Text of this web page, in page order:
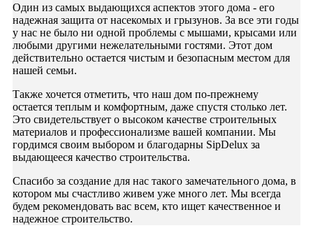
Один из самых выдающихся аспектов этого дома - его
надежная защита от насекомых и грызунов. За все эти годы
у нас не было ни одной проблемы с мышами, крысами или
любыми другими нежелательными гостями. Этот дом
действительно остается чистым и безопасным местом для
нашей семьи.
Также хочется отметить, что наш дом по-прежнему
остается теплым и комфортным, даже спустя столько лет.
Это свидетельствует о высоком качестве строительных
материалов и профессионализме вашей компании. Мы
гордимся своим выбором и благодарны SipDelux за
выдающееся качество строительства.
Спасибо за создание для нас такого замечательного дома, в
котором мы счастливо живем уже много лет. Мы всегда
будем рекомендовать вас всем, кто ищет качественное и
надежное строительство.